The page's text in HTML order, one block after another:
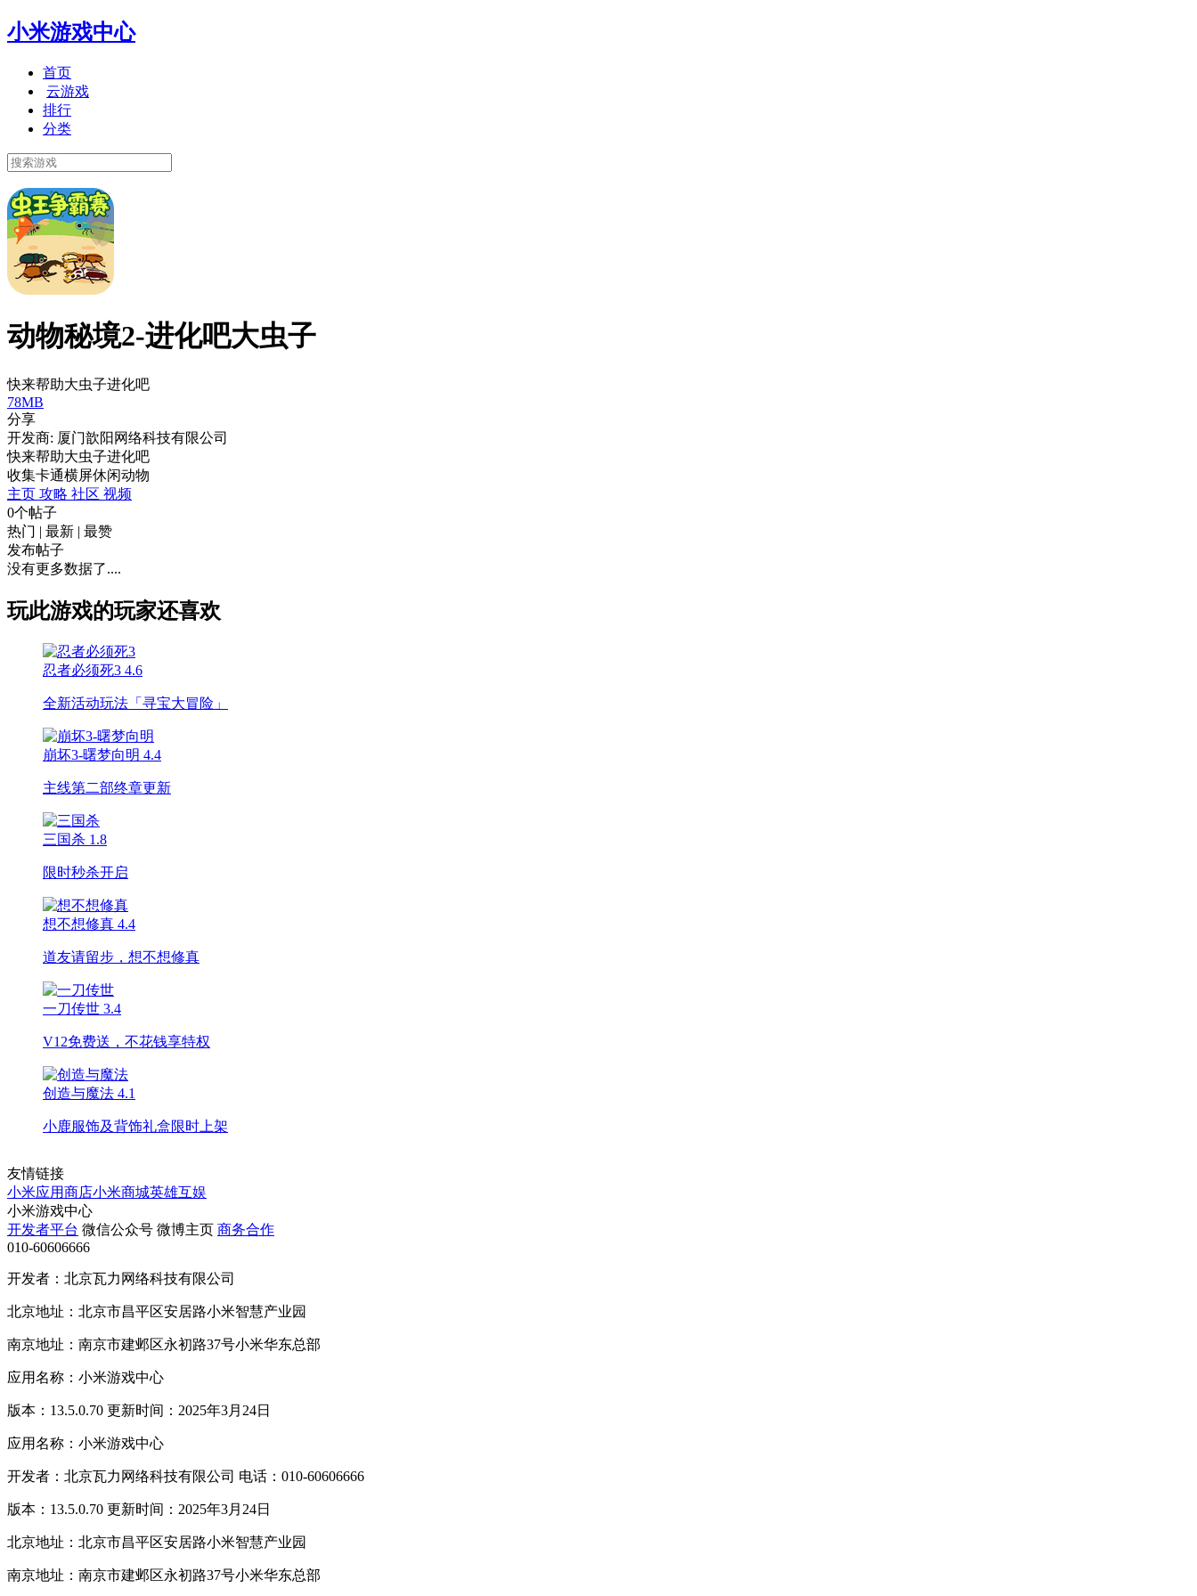
小米游戏中心
首页
云游戏
排行
分类
动物秘境2-进化吧大虫子
快来帮助大虫子进化吧
78MB
分享
开发商: 厦门歆阳网络科技有限公司
快来帮助大虫子进化吧
收集卡通横屏休闲动物
主页 攻略 社区 视频
0个帖子
热门 | 最新 | 最赞
发布帖子
没有更多数据了....
玩此游戏的玩家还喜欢
忍者必须死3 4.6
全新活动玩法「寻宝大冒险」
崩坏3-曙梦向明 4.4
主线第二部终章更新
三国杀 1.8
限时秒杀开启
想不想修真 4.4
道友请留步，想不想修真
一刀传世 3.4
V12免费送，不花钱享特权
创造与魔法 4.1
小鹿服饰及背饰礼盒限时上架
友情链接
小米应用商店小米商城英雄互娱
小米游戏中心
开发者平台 微信公众号 微博主页 商务合作
010-60606666
开发者：北京瓦力网络科技有限公司
北京地址：北京市昌平区安居路小米智慧产业园
南京地址：南京市建邺区永初路37号小米华东总部
应用名称：小米游戏中心
版本：13.5.0.70 更新时间：2025年3月24日
应用名称：小米游戏中心
开发者：北京瓦力网络科技有限公司 电话：010-60606666
版本：13.5.0.70 更新时间：2025年3月24日
北京地址：北京市昌平区安居路小米智慧产业园
南京地址：南京市建邺区永初路37号小米华东总部